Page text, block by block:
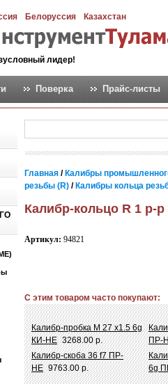
Белоруссия Казахстан
лидер!
Поверка Прайс-листы
Главная / Калибры
резьбы (R) / Калибры кольца
Калибр-кольцо R 1 р-р
Артикул: 94821
С этим товаром часто покупают:
Калибр-пробка М 27 х1.5 6g
КИ-НЕ 3268.00 р.
ПР-
Калибр-скоба 36 f7 ПР-
НЕ 9763.00 р.
6g